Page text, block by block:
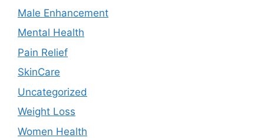
Male Enhancement
Mental Health
Pain Relief
SkinCare
Uncategorized
Weight Loss
Women Health